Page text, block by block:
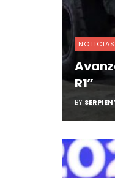
NOTICIAS
R1”
BY